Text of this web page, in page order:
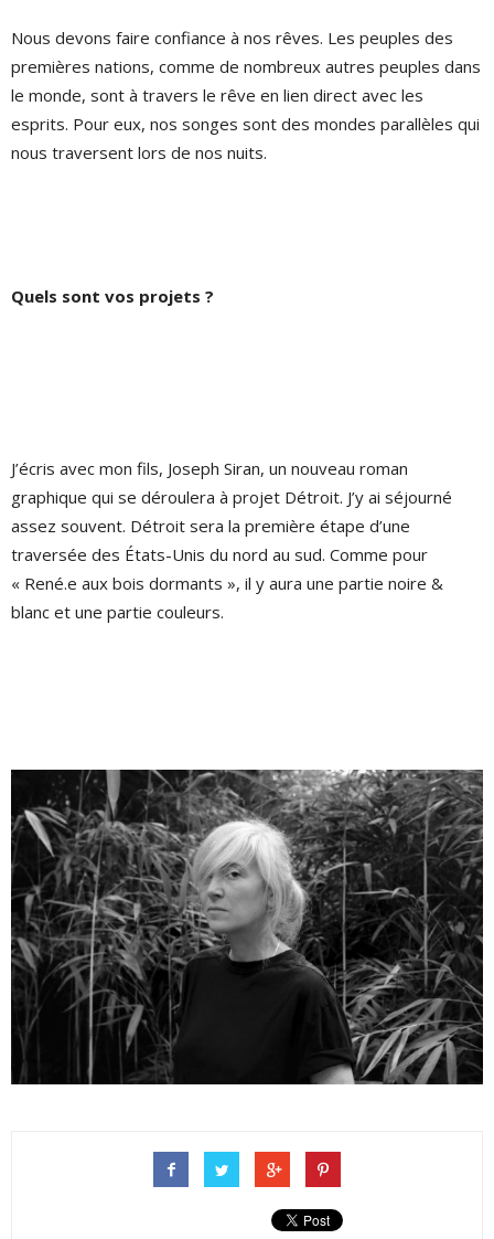
Nous devons faire confiance à nos rêves. Les peuples des
premières nations, comme de nombreux autres peuples dans
le monde, sont à travers le rêve en lien direct avec les
esprits. Pour eux, nos songes sont des mondes parallèles qui
nous traversent lors de nos nuits.
Quels sont vos projets ?
J’écris avec mon fils, Joseph Siran, un nouveau roman
graphique qui se déroulera à projet Détroit. J’y ai séjourné
assez souvent. Détroit sera la première étape d’une
traversée des États-Unis du nord au sud. Comme pour
« René.e aux bois dormants », il y aura une partie noire &
blanc et une partie couleurs.